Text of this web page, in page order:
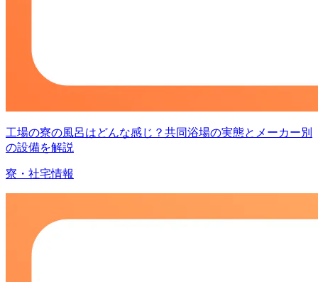
工場の寮の風呂はどんな感じ？共同浴場の実態とメーカー別
の設備を解説
寮・社宅情報